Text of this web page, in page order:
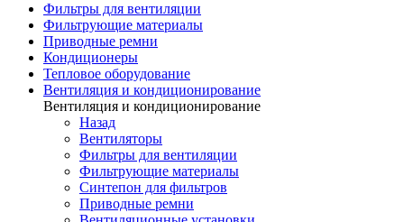
Фильтры для вентиляции
Фильтрующие материалы
Приводные ремни
Кондиционеры
Тепловое оборудование
Вентиляция и кондиционирование
Вентиляция и кондиционирование
Назад
Вентиляторы
Фильтры для вентиляции
Фильтрующие материалы
Синтепон для фильтров
Приводные ремни